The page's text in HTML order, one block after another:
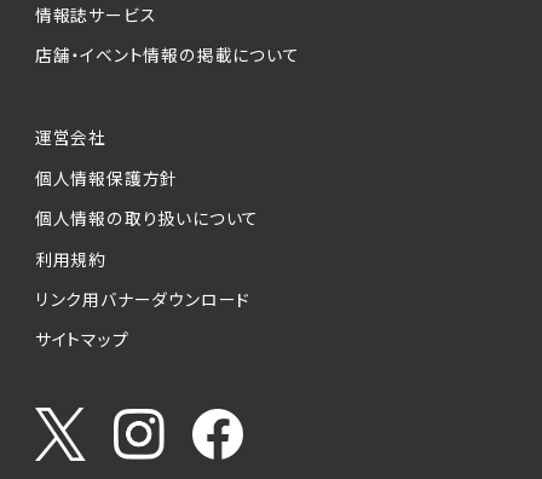
ービスの実施にあたりそれぞれ必要となる項目
を入力いただかない場合は、各々のサービスを
個人情報の第三者への提供について
当社は、以下の提供先に対して個人情報を提供
します。
(1)お客様が求人応募フォームより個人情報を
送信した事業主（広告主）への提供
お客様が求職活動・応募等を行った企業による
うやりとり・情報提供（採否・合否の検討を含み
ます）
情報誌サービス
店舗・イベント情報の掲載について
運営会社
個人情報保護方針
個人情報の取り扱いについて
利用規約
リンク用バナーダウンロード
サイトマップ